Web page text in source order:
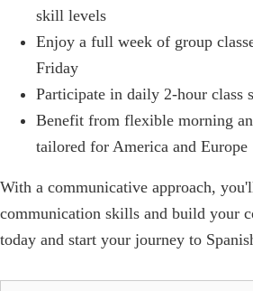
skill levels
Enjoy a full week of group
Friday
Participate in daily 2-hour class
Benefit from flexible morning
tailored for America and Europe
With a communicative approach,
communication skills and build your
today and start your journey to